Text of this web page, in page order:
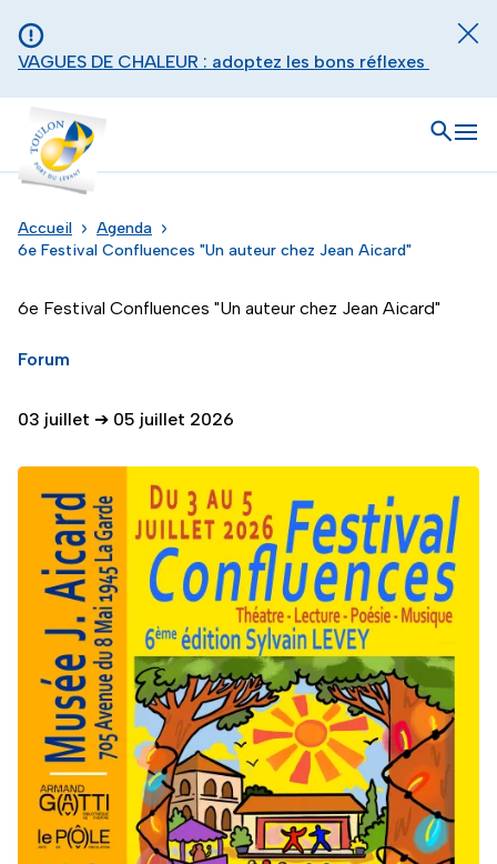
VAGUES DE CHALEUR : adoptez les bons réflexes
Toulon - Port du levant, retour à l'accueil
Ouvrir
Accueil
Agenda
6e Festival Confluences "Un auteur chez Jean Aicard"
6e Festival Confluences "Un auteur chez Jean Aicard"
Forum
03 juillet ➔ 05 juillet 2026